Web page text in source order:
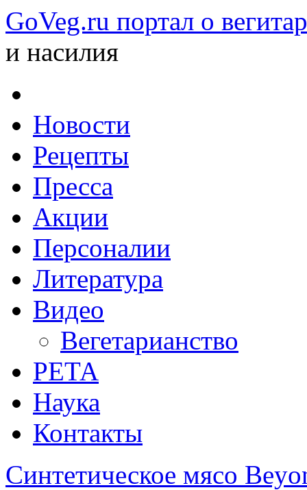
GoVeg.ru портал о
и насилия
Новости
Рецепты
Пресса
Акции
Персоналии
Литература
Видео
Вегетарианство
РЕТА
Наука
Контакты
Синтетическое мясо